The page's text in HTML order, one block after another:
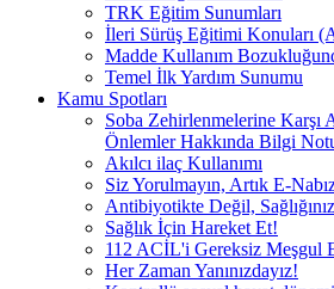
TRK Eğitim Sunumları
İleri Sürüş Eğitimi Konuları
Madde Kullanım
Temel İlk Yardım Sunumu
Kamu Spotları
Soba Zehirlenmelerine Karşı
Önlemler Hakkında Bilgi
Akılcı ilaç Kullanımı
Siz Yorulmayın, Artık E-
Antibiyotikte Değil,
Sağlık İçin Hareket Et!
112 ACİL'i Gereksiz Meşgul
Her Zaman Yanınızdayız!